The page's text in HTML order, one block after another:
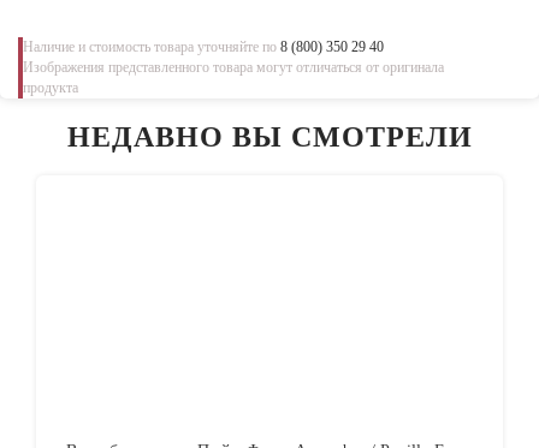
Наличие и стоимость товара уточняйте по 8 (800) 350 29 40
Изображения представленного товара могут отличаться от оригинала
продукта
НЕДАВНО ВЫ СМОТРЕЛИ